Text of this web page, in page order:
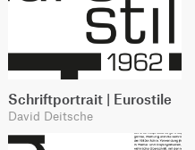
Schriftportrait | Eurostile
David Deitsche